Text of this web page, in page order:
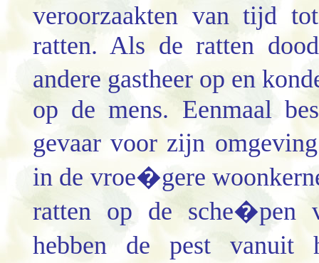
veroorzaakten van tijd
ratten. Als de ratten
andere gastheer op en
op de mens. Eenmaal
gevaar voor zijn
in de vroe�gere
ratten op de sche�pen
hebben de pest vanuit